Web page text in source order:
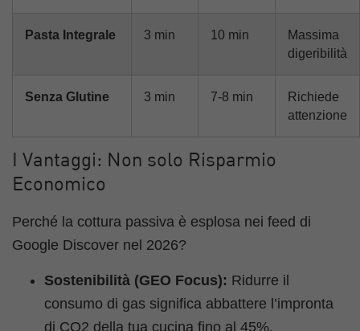
Pasta Integrale 3 min 10 min
Massima
digeribilità
Senza Glutine 3 min 7-8 min
Richiede
attenzione
I Vantaggi: Non solo Risparmio
Economico
Perché la cottura passiva è esplosa nei feed di
Google Discover nel 2026?
Sostenibilità (GEO Focus): Ridurre il
consumo di gas significa abbattere l’impronta
di CO2 della tua cucina fino al 45%.